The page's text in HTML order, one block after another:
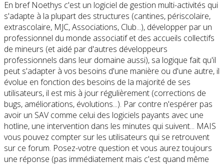
En bref Noethys c'est un logiciel de gestion multi-activités qui
s'adapte à la plupart des structures (cantines, périscolaire,
extrascolaire, MJC, Associations, Club...), développer par un
professionnel du monde associatif et des accueils collectifs
de mineurs (et aidé par d'autres développeurs
professionnels dans leur domaine aussi), sa logique fait qu'il
peut s'adapter à vos besoins d'une manière ou d'une autre, il
évolue en fonction des besoins de la majorité de ses
utilisateurs, il est mis à jour régulièrement (corrections de
bugs, améliorations, évolutions...). Par contre n'espérer pas
avoir un SAV comme celui des logiciels payants avec une
hotline, une intervention dans les minutes qui suivent... MAIS
vous pouvez compter sur les utilisateurs qui se retrouvent
sur ce forum. Posez-votre question et vous aurez toujours
une réponse (pas immédiatement mais c'est quand même